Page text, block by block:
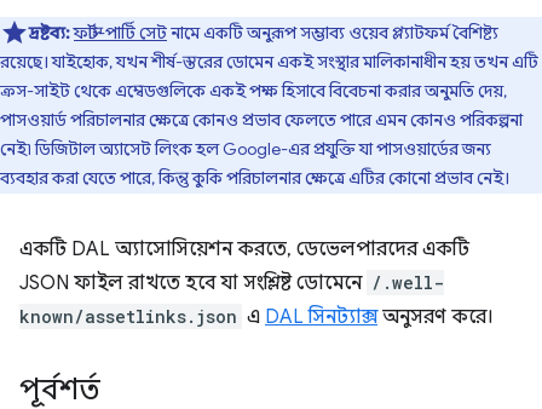
দ্রষ্টব্য:ফার্স্ট-পার্টি সেটনামে একটি অনুরূপ সম্ভাব্য ওয়েব প্ল্যাটফর্ম বৈশিষ্ট্য
রয়েছে। যাইহোক, যখন শীর্ষ-স্তরের ডোমেন একই সংস্থার মালিকানাধীন হয় তখন এটি
ক্রস-সাইট থেকে এম্বেডগুলিকে একই পক্ষ হিসাবে বিবেচনা করার অনুমতি দেয়,
পাসওয়ার্ড পরিচালনার ক্ষেত্রে কোনও প্রভাব ফেলতে পারে এমন কোনও পরিকল্পনা
নেই৷ ডিজিটাল অ্যাসেট লিংক হল Google-এর প্রযুক্তি যা পাসওয়ার্ডের জন্য
ব্যবহার করা যেতে পারে, কিন্তু কুকি পরিচালনার ক্ষেত্রে এটির কোনো প্রভাব নেই।
একটি DAL অ্যাসোসিয়েশন করতে, ডেভেলপারদের একটি
JSON ফাইল রাখতে হবে যা সংশ্লিষ্ট ডোমেনে /.well-
known/assetlinks.json এ DAL সিনট্যাক্সঅনুসরণ করে।
পূর্বশর্ত